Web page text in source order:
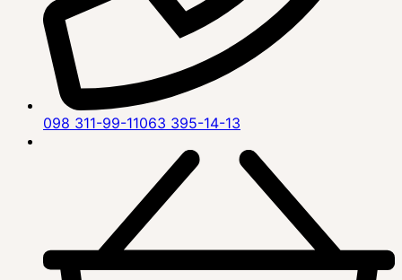
098 311-99-11063 395-14-13